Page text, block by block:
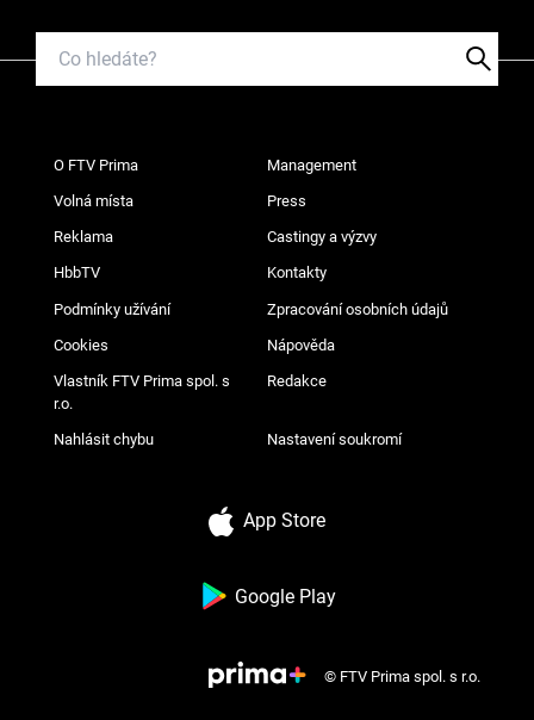
O FTV Prima Management
Volná místa Press
Reklama Castingy a výzvy
HbbTV Kontakty
Podmínky užívání Zpracování osobních údajů
Cookies Nápověda
Vlastník FTV Prima spol. s
r.o.
Redakce
Nahlásit chybu Nastavení soukromí
App Store
Google Play
© FTV Prima spol. s r.o.